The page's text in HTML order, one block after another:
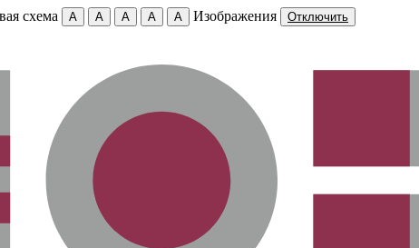
схема A A A A A Изображения Отключить